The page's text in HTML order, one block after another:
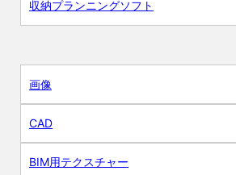
収納プランニングソフト
画像
CAD
BIM用テクスチャー